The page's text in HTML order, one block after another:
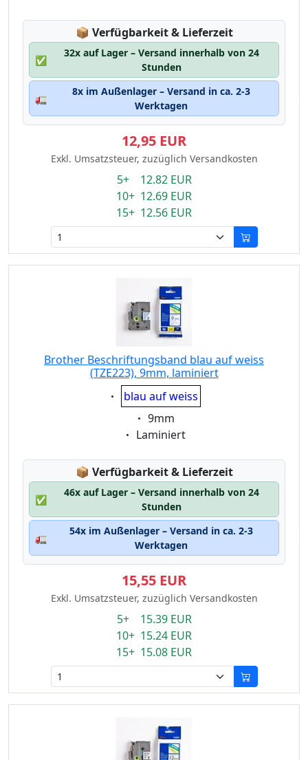
📦 Lagerstatus:
Verfügbarkeit & Lieferzeit
✅
32x auf Lager – Versand innerhalb von 24
Stunden
🚛
8x im Außenlager – Versand in ca. 2-3
Werktagen
12,95 EUR
Exkl. Umsatzsteuer, zuzüglich Versandkosten
5+ 12.82 EUR
10+ 12.69 EUR
15+ 12.56 EUR
Brother Beschriftungsband blau auf weiss
(TZE223), 9mm, laminiert
Eigenschaft:
blau auf weiss
Eigenschaft:
9mm
Eigenschaft:
Laminiert
📦 Lagerstatus:
Verfügbarkeit & Lieferzeit
✅
46x auf Lager – Versand innerhalb von 24
Stunden
🚛
54x im Außenlager – Versand in ca. 2-3
Werktagen
15,55 EUR
Exkl. Umsatzsteuer, zuzüglich Versandkosten
5+ 15.39 EUR
10+ 15.24 EUR
15+ 15.08 EUR